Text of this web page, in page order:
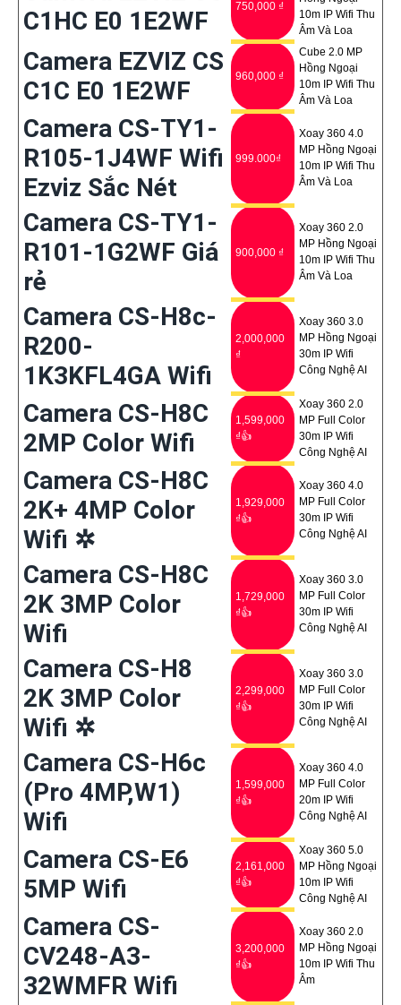
C1HC E0 1E2WF
750,000 ₫
10m IP Wifi Thu
Âm Và Loa
Camera EZVIZ CS
C1C E0 1E2WF
960,000 ₫
Cube 2.0 MP
Hồng Ngoại
10m IP Wifi Thu
Âm Và Loa
Camera CS-TY1-
R105-1J4WF Wifi
Ezviz Sắc Nét
999.000₫
Xoay 360 4.0
MP Hồng Ngoại
10m IP Wifi Thu
Âm Và Loa
Camera CS-TY1-
R101-1G2WF Giá
rẻ
900,000 ₫
Xoay 360 2.0
MP Hồng Ngoại
10m IP Wifi Thu
Âm Và Loa
Camera CS-H8c-
R200-
1K3KFL4GA Wifi
2,000,000
₫
Xoay 360 3.0
MP Hồng Ngoại
30m IP Wifi
Công Nghệ AI
Camera CS-H8C
2MP Color Wifi
1,599,000
₫👍
Xoay 360 2.0
MP Full Color
30m IP Wifi
Công Nghệ AI
Camera CS-H8C
2K+ 4MP Color
Wifi ✲
1,929,000
₫👍
Xoay 360 4.0
MP Full Color
30m IP Wifi
Công Nghệ AI
Camera CS-H8C
2K 3MP Color
Wifi
1,729,000
₫👍
Xoay 360 3.0
MP Full Color
30m IP Wifi
Công Nghệ AI
Camera CS-H8
2K 3MP Color
Wifi ✲
2,299,000
₫👍
Xoay 360 3.0
MP Full Color
30m IP Wifi
Công Nghệ AI
Camera CS-H6c
(Pro 4MP,W1)
Wifi
1,599,000
₫👍
Xoay 360 4.0
MP Full Color
20m IP Wifi
Công Nghệ AI
Camera CS-E6
5MP Wifi
2,161,000
₫👍
Xoay 360 5.0
MP Hồng Ngoại
10m IP Wifi
Công Nghệ AI
Camera CS-
CV248-A3-
32WMFR Wifi
3,200,000
₫👍
Xoay 360 2.0
MP Hồng Ngoại
10m IP Wifi Thu
Âm